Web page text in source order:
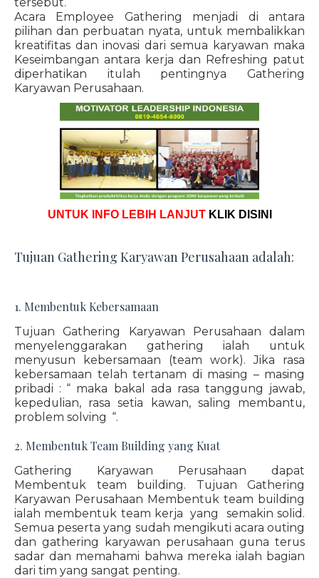
Acara Employee Gathering menjadi di antara
pilihan dan perbuatan nyata, untuk membalikkan
kreatifitas dan inovasi dari semua karyawan maka
Keseimbangan antara kerja dan Refreshing patut
diperhatikan itulah pentingnya Gathering
Karyawan Perusahaan.
UNTUK INFO LEBIH LANJUT KLIK DISINI
Tujuan Gathering Karyawan Perusahaan adalah:
1. Membentuk Kebersamaan
Tujuan Gathering Karyawan Perusahaan dalam
menyelenggarakan gathering ialah untuk
menyusun kebersamaan (team work). Jika rasa
kebersamaan telah tertanam di masing – masing
pribadi : “ maka bakal ada rasa tanggung jawab,
kepedulian, rasa setia kawan, saling membantu,
problem solving “.
2. Membentuk Team Building yang Kuat
Gathering Karyawan Perusahaan dapat
Membentuk team building. Tujuan Gathering
Karyawan Perusahaan Membentuk team building
ialah membentuk team kerja yang semakin solid.
Semua peserta yang sudah mengikuti acara outing
dan gathering karyawan perusahaan guna terus
sadar dan memahami bahwa mereka ialah bagian
dari tim yang sangat penting.